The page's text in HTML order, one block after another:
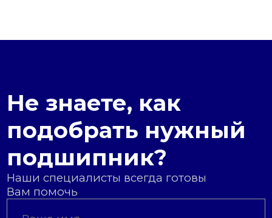
Не знаете, как
подобрать нужный
подшипник?
Наши специалисты всегда готовы
Вам помочь